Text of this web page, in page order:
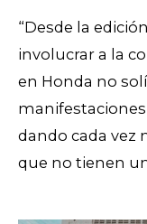
“Desde la
involucrar a la
en Honda no
dando cada vez
que no tienen